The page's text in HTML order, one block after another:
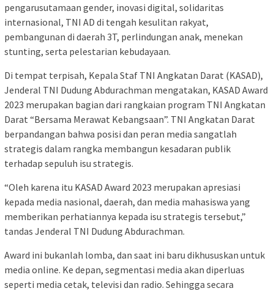
pengarusutamaan gender, inovasi digital, solidaritas
internasional, TNI AD di tengah kesulitan rakyat,
pembangunan di daerah 3T, perlindungan anak, menekan
stunting, serta pelestarian kebudayaan.
Di tempat terpisah, Kepala Staf TNI Angkatan Darat (KASAD),
Jenderal TNI Dudung Abdurachman mengatakan, KASAD Award
2023 merupakan bagian dari rangkaian program TNI Angkatan
Darat “Bersama Merawat Kebangsaan”. TNI Angkatan Darat
berpandangan bahwa posisi dan peran media sangatlah
strategis dalam rangka membangun kesadaran publik
terhadap sepuluh isu strategis.
“Oleh karena itu KASAD Award 2023 merupakan apresiasi
kepada media nasional, daerah, dan media mahasiswa yang
memberikan perhatiannya kepada isu strategis tersebut,”
tandas Jenderal TNI Dudung Abdurachman.
Award ini bukanlah lomba, dan saat ini baru dikhususkan untuk
media online. Ke depan, segmentasi media akan diperluas
seperti media cetak, televisi dan radio. Sehingga secara